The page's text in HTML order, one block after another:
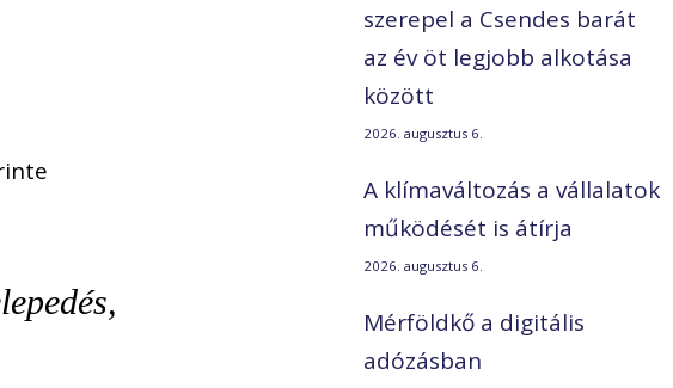
szerepel a Csendes barát
az év öt legjobb alkotása
között
2026. augusztus 6.
A klímaváltozás a vállalatok
működését is átírja
2026. augusztus 6.
Mérföldkő a digitális
adózásban